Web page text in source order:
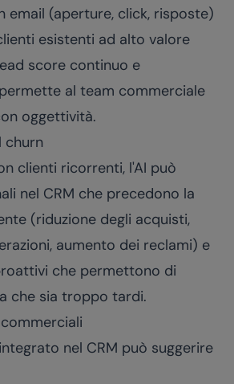
email (aperture, click, risposte)
esistenti ad alto valore
score continuo e
al team commerciale
oggettività.
churn
clienti ricorrenti, l'AI può
nel CRM che precedono la
(riduzione degli acquisti,
aumento dei reclami) e
che permettono di
che sia troppo tardi.
nel CRM può suggerire